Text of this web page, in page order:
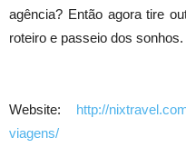
agência? Então agora tire
roteiro e passeio dos sonhos.
Website: http://
viagens/